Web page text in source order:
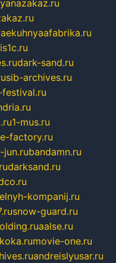
dark-sand.ru
sib-archives.ru
1-mus.ru
factory.ru
jun.rubandamn.ru
darksand.ru
kompanij.ru
snow-guard.ru
aalse.ru
movie-one.ru
andreislyusar.ru